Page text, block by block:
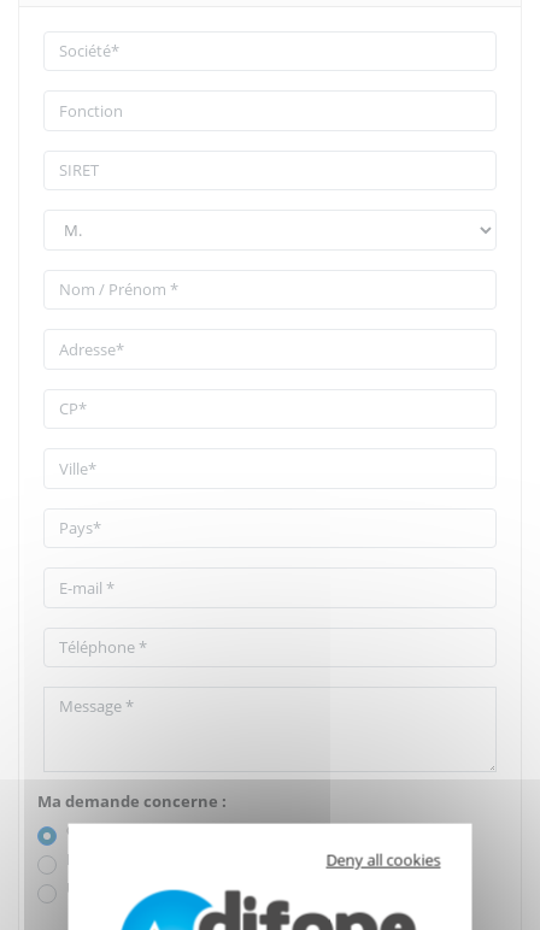
Ma demande concerne :
Ce produit
Plusieurs produits
Un conseil
Deny all cookies